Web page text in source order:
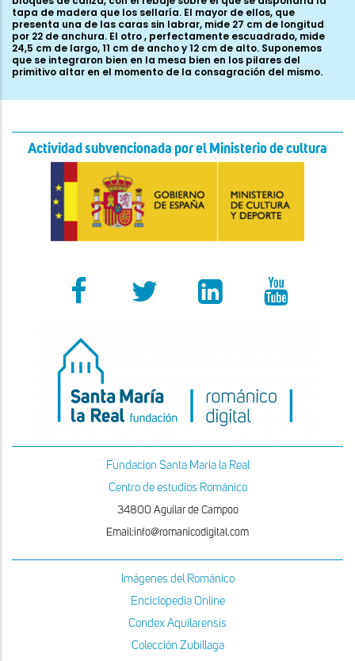
Actividad subvencionada por el Ministerio de cultura
Fundacion Santa Maria la Real
Centro de estudios Románico
34800 Aguilar de Campoo
Email:info@romanicodigital.com
Imágenes del Románico
Enciclopedia Online
Condex Aquilarensis
Colección Zubillaga